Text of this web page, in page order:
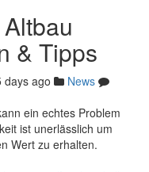
& Tipps
days ago
News
ein echtes Problem
ist unerlässlich um
Wert zu erhalten.